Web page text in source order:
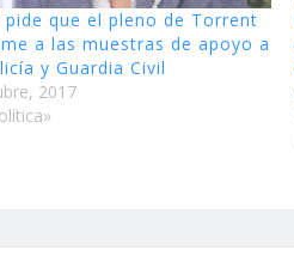
pide que el pleno de Torrent
a las muestras de apoyo a
y Guardia Civil
2017